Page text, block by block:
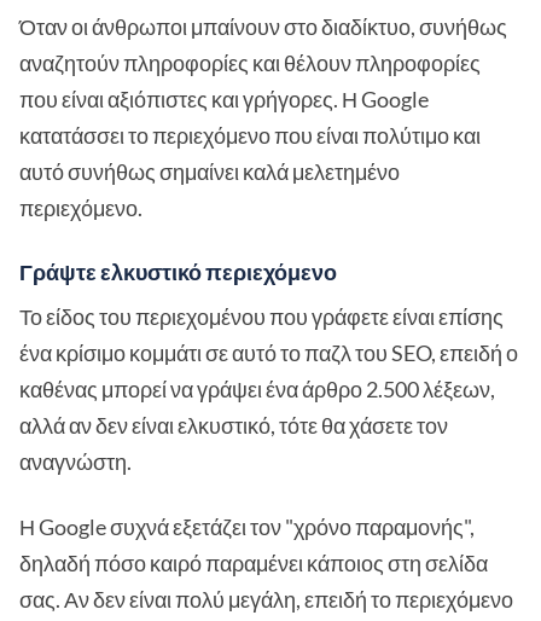
Όταν οι άνθρωποι μπαίνουν στο διαδίκτυο, συνήθως
αναζητούν πληροφορίες και θέλουν πληροφορίες
που είναι αξιόπιστες και γρήγορες. Η Google
κατατάσσει το περιεχόμενο που είναι πολύτιμο και
αυτό συνήθως σημαίνει καλά μελετημένο
περιεχόμενο.
Γράψτε ελκυστικό περιεχόμενο
Το είδος του περιεχομένου που γράφετε είναι επίσης
ένα κρίσιμο κομμάτι σε αυτό το παζλ του SEO, επειδή ο
καθένας μπορεί να γράψει ένα άρθρο 2.500 λέξεων,
αλλά αν δεν είναι ελκυστικό, τότε θα χάσετε τον
αναγνώστη.
Η Google συχνά εξετάζει τον "χρόνο παραμονής",
δηλαδή πόσο καιρό παραμένει κάποιος στη σελίδα
σας. Αν δεν είναι πολύ μεγάλη, επειδή το περιεχόμενο